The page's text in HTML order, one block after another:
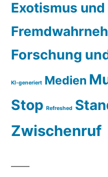
Exotismus und
Forschung
KI-generiert Medien
Stop Refreshed
Zwischenruf